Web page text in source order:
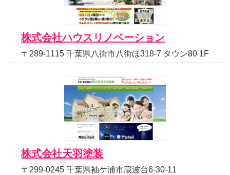
株式会社ハウスリノベーション
〒289-1115 千葉県八街市八街ほ318-7 タウン80 1F
株式会社天羽塗装
〒299-0245 千葉県袖ケ浦市蔵波台6-30-11